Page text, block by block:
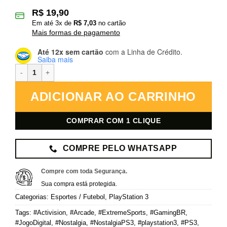
R$ 19,90
Em até 3x de R$ 7,03 no cartão
Mais formas de pagamento
Até 12x sem cartão com a Linha de Crédito.
Saiba mais
ADICIONAR AO CARRINHO
COMPRAR COM 1 CLIQUE
COMPRE PELO WHATSAPP
Compre com toda Segurança.
Sua compra está protegida.
Categorias: Esportes / Futebol PlayStation 3
Tags: #Activision #Arcade #ExtremeSports #GamingBR
#JogoDigital
#Nostalgia #NostalgiaPS3 #playstation3 #PS3